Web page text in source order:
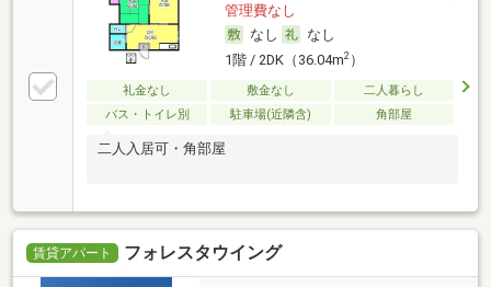
管理費なし
なし
なし
1階 / 2DK（36.04m2）
礼金なし 敷金なし
二人暮らし
バス・トイレ別
駐車場(近隣含) 角部屋
二人入居可・角部屋
賃貸アパート フォレスタウイング